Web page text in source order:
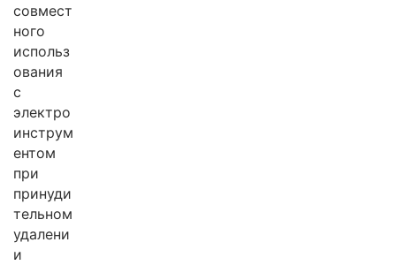
совмест
ного
использ
ования
с
электро
инструм
ентом
при
принуди
тельном
удалени
и